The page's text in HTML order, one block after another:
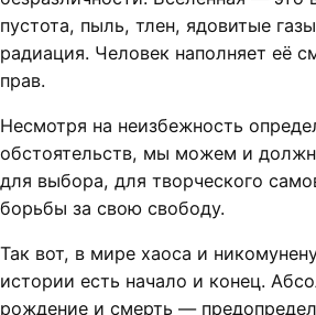
пустота, пыль, тлен, ядовитые
радиация. Человек наполняет её
прав.
Несмотря на неизбежность
обстоятельств, мы можем и
для выбора, для творческого
борьбы за свою свободу.
Так вот, в мире хаоса и
истории есть начало и конец.
рождение и смерть —